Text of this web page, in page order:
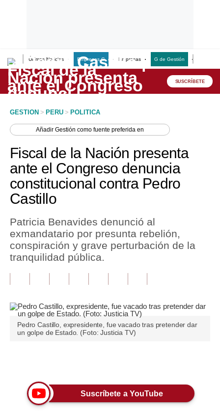
Últimas Noticias Empresas G Empresas G de Gestión
Lo último
Peru Quiosco
Economía
Mercados
Perú
Política
Tu Dinero
Finanzas Personales
Opinión
Editorial
Tendencias
SUSCRÍBETE
GESTION > PERU > POLITICA
AñadirGestión como fuente preferida en
Fiscal de la Nación presenta
ante el Congreso denuncia
constitucional contra Pedro
Castillo
Patricia Benavides denunció al
exmandatario por presunta rebelión,
conspiración y grave perturbación de la
tranquilidad pública.
Pedro Castillo, expresidente, fue vacado tras pretender dar
un golpe de Estado. (Foto: Justicia TV)
Suscríbete a YouTube